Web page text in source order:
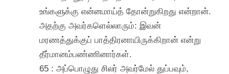
உங்களுக்கு என்னமாய்த் தோன்றுகிறது என்றான்.
அதற்கு அவர்களெல்லாரும்: இவன்
மரணத்துக்குப் பாத்திரனாயிருக்கிறான் என்று
தீர்மானம்பண்ணினார்கள்.
65 : அப்பொழுது சிலர் அவர்மேல் துப்பவும்,